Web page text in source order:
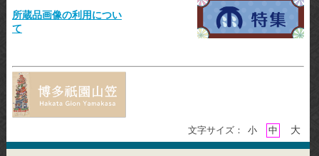
所蔵品画像の利用につい
て
文字サイズ： 小 中 大